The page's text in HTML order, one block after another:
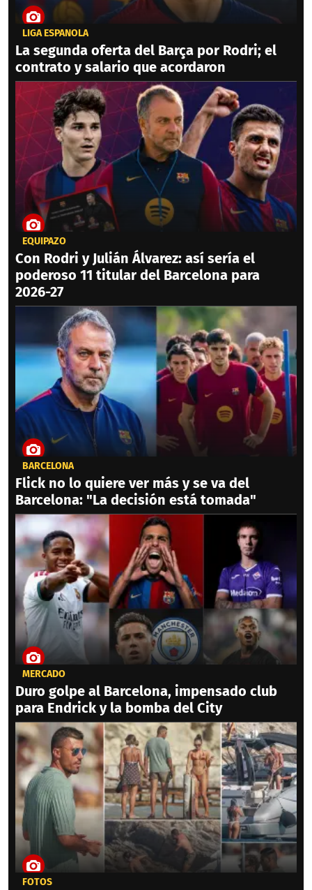
LIGA ESPAÑOLA
La segunda oferta del Barça por Rodri; el
contrato y salario que acordaron
EQUIPAZO
Con Rodri y Julián Álvarez: así sería el
poderoso 11 titular del Barcelona para
2026-27
BARCELONA
Flick no lo quiere ver más y se va del
Barcelona: "La decisión está tomada"
MERCADO
Duro golpe al Barcelona, impensado club
para Endrick y la bomba del City
FOTOS